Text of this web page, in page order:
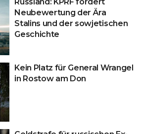
Neubewertung der Ära
Stalins und der sowjetischen
Geschichte
Kein Platz für General Wrangel
in Rostow am Don